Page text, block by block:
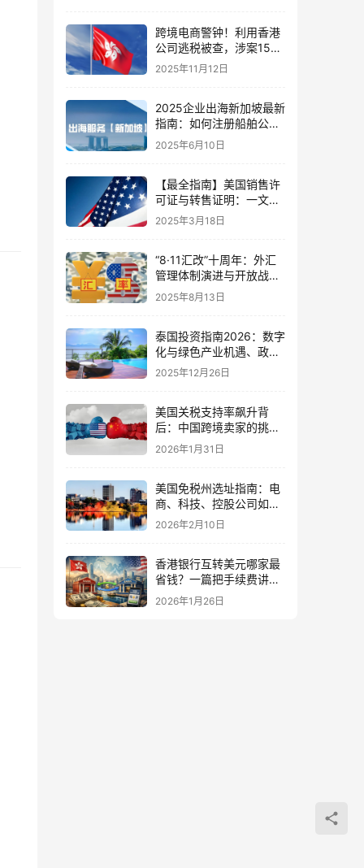
跨境电商警钟！利用香港
公司逃税被查，涉案15
亿！2025欧盟税务监管全
2025年11月12日
2025企业出海新加坡最新
指南：如何注册船舶公司
并享受航运免税政策？
2025年6月10日
【最全指南】美国销售许
可证与转售证明：一文读
懂它们的关系、申请及使
2025年3月18日
“8·11汇改”十周年：外汇
管理体制演进与开放战略
解析！
2025年8月13日
泰国投资指南2026：数字
化与绿色产业机遇、政策
红线与落地实操全解析
2025年12月26日
美国关税支持率飙升背
后：中国跨境卖家的挑战
与机遇深度解析（2026）
2026年1月31日
美国免税州选址指南：电
商、科技、控股公司如何
节税？中国投资者策略全
2026年2月10日
香港银行互转美元哪家最
省钱？一篇把手续费讲清
楚
2026年1月26日